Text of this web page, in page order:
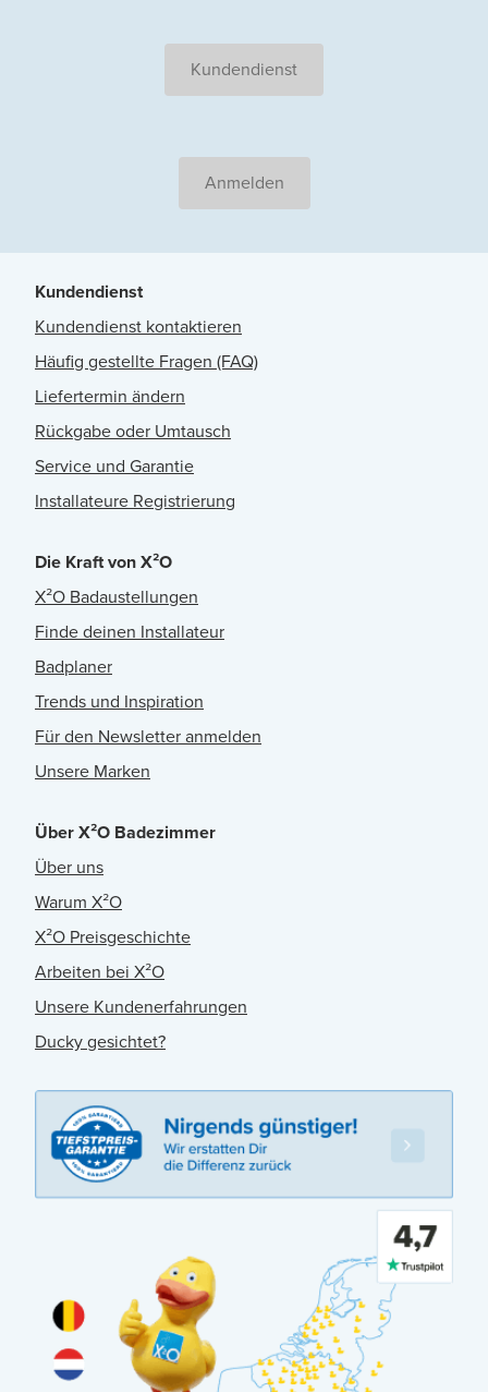
Kundendienst
Anmelden
Kundendienst
Kundendienst kontaktieren
Häufig gestellte Fragen (FAQ)
Liefertermin ändern
Rückgabe oder Umtausch
Service und Garantie
Installateure Registrierung
Die Kraft von X²O
X²O Badaustellungen
Finde deinen Installateur
Badplaner
Trends und Inspiration
Für den Newsletter anmelden
Unsere Marken
Über X²O Badezimmer
Über uns
Warum X²O
X²O Preisgeschichte
Arbeiten bei X²O
Unsere Kundenerfahrungen
Ducky gesichtet?